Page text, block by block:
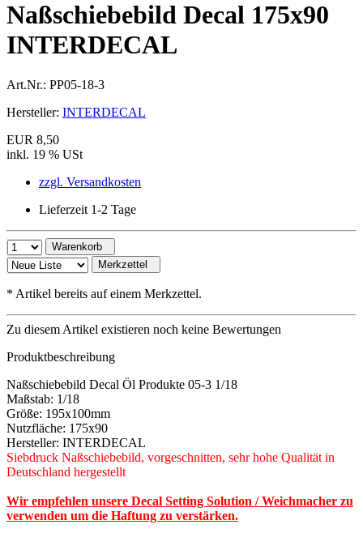
Naßschiebebild Decal 175x90
INTERDECAL
Art.Nr.: PP05-18-3
Hersteller: INTERDECAL
EUR 8,50
inkl. 19 % USt
zzgl. Versandkosten
Lieferzeit 1-2 Tage
Warenkorb
Merkzettel
* Artikel bereits auf einem Merkzettel.
Zu diesem Artikel existieren noch keine Bewertungen
Produktbeschreibung
Naßschiebebild Decal Öl Produkte 05-3 1/18
Maßstab: 1/18
Größe: 195x100mm
Nutzfläche: 175x90
Hersteller: INTERDECAL
Siebdruck Naßschiebebild, vorgeschnitten, sehr hohe Qualität in
Deutschland hergestellt
Wir empfehlen unsere Decal Setting Solution / Weichmacher zu
verwenden um die Haftung zu verstärken.